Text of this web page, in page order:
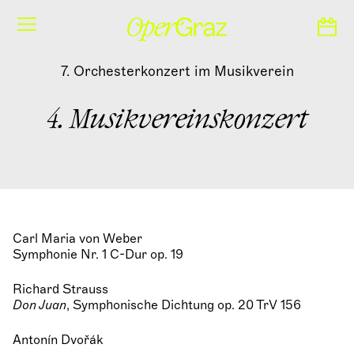
k
i
t
o
7. Orchesterkonzert im Musikverein
4. Musikvereinskonzert
Carl Maria von Weber
Symphonie Nr. 1 C-Dur op. 19
Richard Strauss
Don Juan, Symphonische Dichtung op. 20 TrV 156
Antonín Dvořák